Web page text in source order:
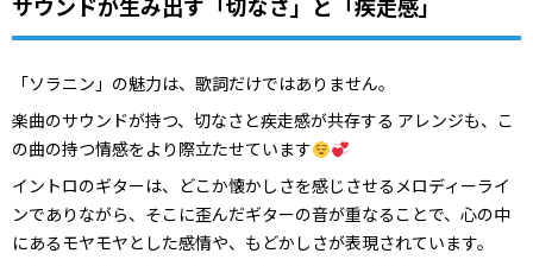
サウンドが生み出す「切なさ」と「疾走感」
「ソラニン」の魅力は、歌詞だけではありません。
楽曲のサウンドが持つ、切なさと疾走感が共存する アレンジも、こ
の曲の持つ情感をより際立たせています
イントロのギターは、どこか懐かしさを感じさせるメロディーライ
ンでありながら、そこに歪んだギターの音が重なることで、心の中
にあるモヤモヤとした感情や、もどかしさが表現されています。